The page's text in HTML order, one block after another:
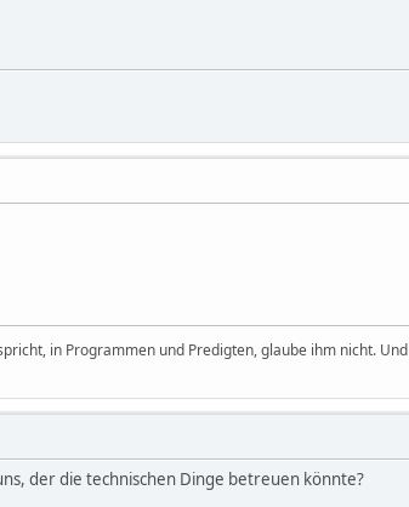
in Programmen und Predigten, glaube ihm nicht.
der die technischen Dinge betreuen könnte?